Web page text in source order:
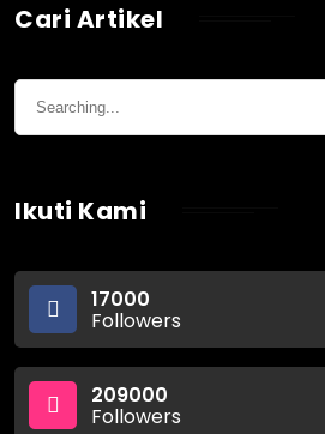
Cari Artikel
Ikuti Kami
17000
Followers
209000
Followers